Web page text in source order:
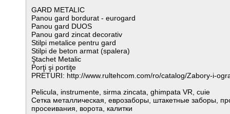
GARD METALIC
Panou gard bordurat - eurogard
Panou gard DUOS
Panou gard zincat decorativ
Stilpi metalice pentru gard
Stilpi de beton armat (spalera)
Ştachet Metalic
Porţi şi portiţe
PRETURI: http://www.rultehcom.com/ro/catalog/Zabory-i-
Pelicula, instrumente, sirma zincata, ghimpata VR, cuie
Сетка металлическая, еврозаборы, штакетные заборы,
просеивания, ворота, калитки